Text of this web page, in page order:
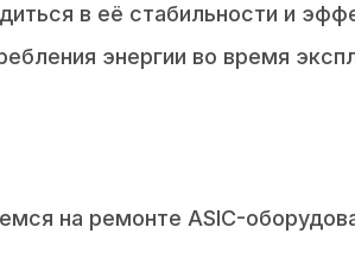
в её стабильности и
энергии во время
на ремонте ASIC-